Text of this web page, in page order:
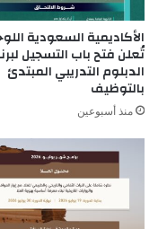
الأكاديمية السعودية
تُعلن فتح باب التسجيل
الدبلوم التدريبي المبتدئ
بالتوظيف
منذ أسبوعين